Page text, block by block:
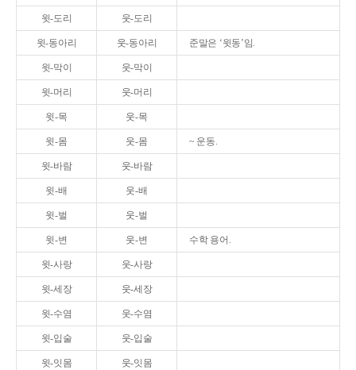
윗-도리 웃-도리
윗-동아리 웃-동아리 준말은 ‘윗동’임.
윗-막이 웃-막이
윗-머리 웃-머리
윗-목 웃-목
윗-몸 웃-몸 ~ 운동.
윗-바람 웃-바람
윗-배 웃-배
윗-벌 웃-벌
윗-변 웃-변 수학 용어.
윗-사랑 웃-사랑
윗-세장 웃-세장
윗-수염 웃-수염
윗-입술 웃-입술
윗-잇몸 웃-잇몸